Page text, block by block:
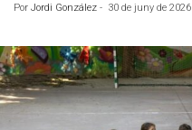
Por Jordi González - 30 de juny de 2026